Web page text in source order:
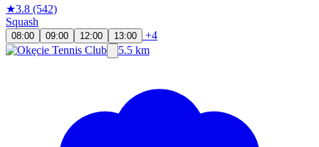
★3.8 (542)
Squash
08:00 09:00 12:00 13:00
+4
5.5 km